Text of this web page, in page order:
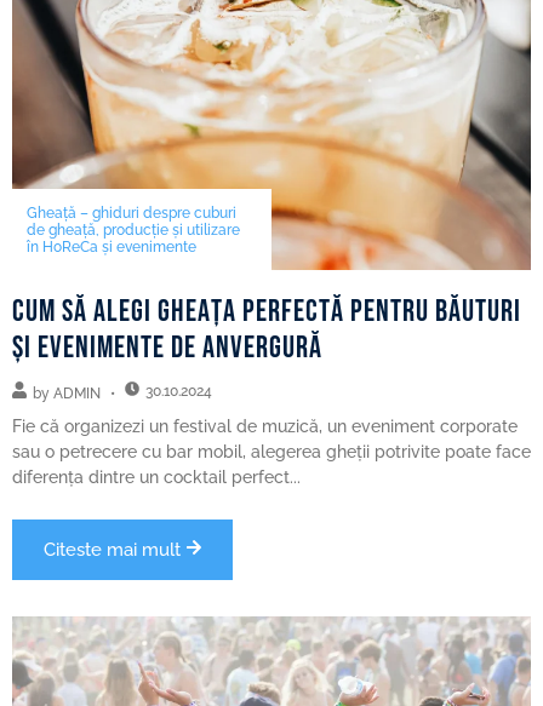
Gheață – ghiduri despre cuburi
de gheață, producție și utilizare
în HoReCa și evenimente
Cum să alegi gheața perfectă pentru băuturi
și evenimente de anvergură
by ADMIN 30.10.2024
Fie că organizezi un festival de muzică, un eveniment corporate
sau o petrecere cu bar mobil, alegerea gheții potrivite poate face
diferența dintre un cocktail perfect...
Citeste mai mult